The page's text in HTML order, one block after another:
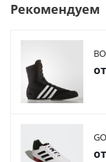
Рекомендуем
от
от